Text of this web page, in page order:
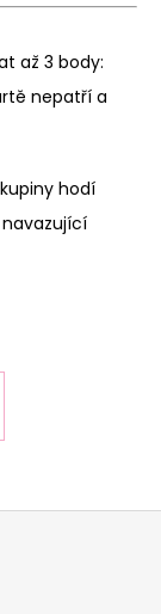
až 3 body:
nepatří a
hodí